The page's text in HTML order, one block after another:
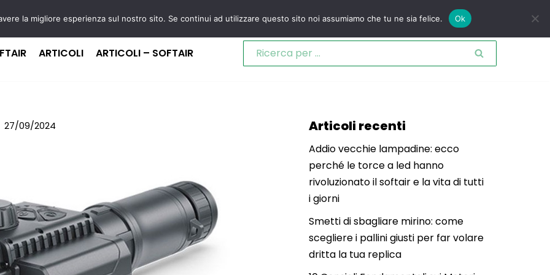
ARTICOLI ARTICOLI – SOFTAIR
27/09/2024 Articoli recenti
Addio vecchie lampadine: ecco
perché le torce a led hanno
rivoluzionato il softair e la vita di tutti
i giorni
Smetti di sbagliare mirino: come
scegliere i pallini giusti per far volare
dritta la tua replica
la migliore esperienza sul nostro sito. Se continui ad utilizzare questo sito noi assumiamo che tu ne sia felice. Ok